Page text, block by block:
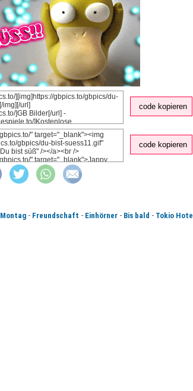
code kopieren
code kopieren
Montag- Freundschaft - Einhörner- Bis bald - Tokio Hotel